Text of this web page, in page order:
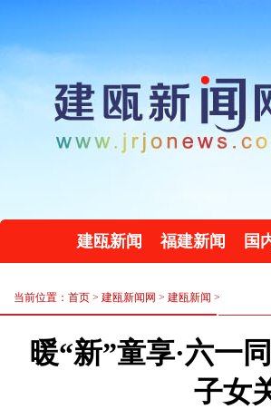
建瓯新闻 福建新闻 国
当前位置：首页 > 建瓯新闻网 > 建瓯新闻 >
暖“新”童享·六一
子女